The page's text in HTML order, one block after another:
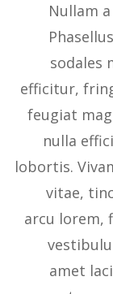
Nullam
sodales
efficitur,
feugiat
nulla
lobortis.
vitae,
arcu lorem,
amet